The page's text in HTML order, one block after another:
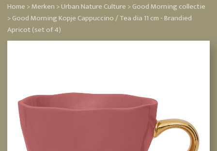
Home >Merken >Urban Nature Culture >Good Morning collectie
>Good Morning Kopje Cappuccino / Tea dia 11 cm - Brandied
Apricot (set of 4)